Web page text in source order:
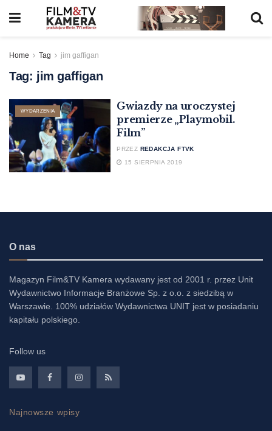
Home Tag jim gaffigan
Tag: jim gaffigan
WYDARZENIA
Gwiazdy na uroczystej
premierze „Playmobil.
Film”
PRZEZ REDAKCJA FTVK
15 SIERPNIA 2019
O nas
Magazyn Film&TV Kamera wydawany jest od 2001 r. przez Unit
Wydawnictwo Informacje Branżowe Sp. z o.o. z siedzibą w
Warszawie. 100% udziałów Wydawnictwa UNIT jest w posiadaniu
kapitału polskiego.
Follow us
Najnowsze wpisy